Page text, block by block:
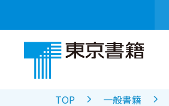
TOP 一般書籍